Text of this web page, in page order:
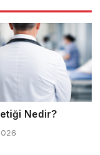
Nedir?